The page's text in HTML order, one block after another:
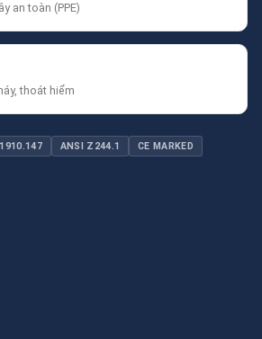
an toàn (PPE)
thoát hiểm
ANSI Z244.1 CE MARKED